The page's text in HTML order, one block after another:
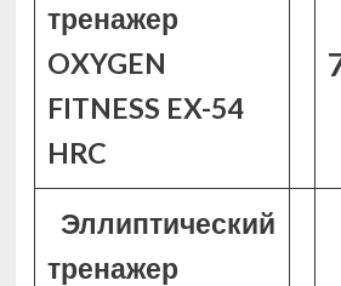
тренажер
OXYGEN
FITNESS EX-54
HRC
Эллиптический
тренажер